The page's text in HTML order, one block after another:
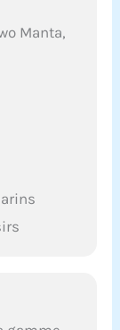
Manta,